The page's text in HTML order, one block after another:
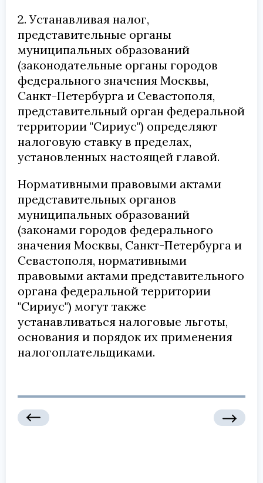
2. Устанавливая налог,
представительные органы
муниципальных образований
(законодательные органы городов
федерального значения Москвы,
Санкт-Петербурга и Севастополя,
представительный орган федеральной
территории "Сириус") определяют
налоговую ставку в пределах,
установленных настоящей главой.
Нормативными правовыми актами
представительных органов
муниципальных образований
(законами городов федерального
значения Москвы, Санкт-Петербурга и
Севастополя, нормативными
правовыми актами представительного
органа федеральной территории
"Сириус") могут также
устанавливаться налоговые льготы,
основания и порядок их применения
налогоплательщиками.